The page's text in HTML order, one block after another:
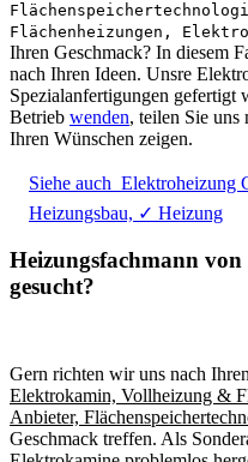
Flächenheizungen,
Ihren Geschmack? In diesem
nach Ihren Ideen. Unsre
Spezialanfertigungen gefertigt
Betrieb wenden, teilen Sie uns
Ihren Wünschen zeigen.
Siehe auch Elektroheizung
Heizungsbau, ✓ Heizung
Heizungsfachmann
gesucht?
Gern richten wir uns nach
Elektrokamin, Vollheizung &
Anbieter,
Geschmack treffen. Als